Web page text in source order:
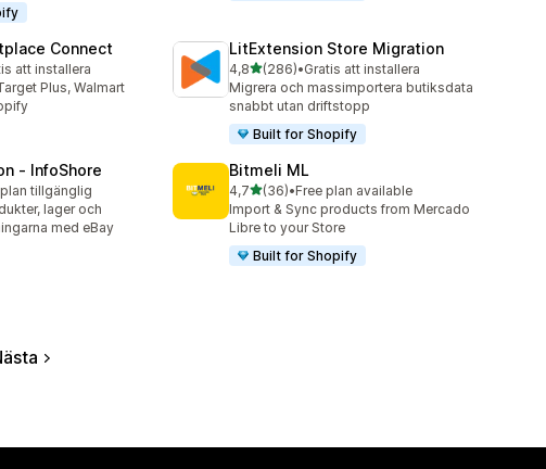
Connect
att installera
Plus, Walmart
LitExtension Store Migration
4,8av 5 stjärnor
(286)
286 recensioner totalt
•Gratis att installera
Migrera och massimportera butiksdata
snabbt utan driftstopp
Built for Shopify
‑ InfoShore
tillgänglig
lager och
med eBay
Bitmeli ML
4,7av 5 stjärnor
(36)
36 recensioner totalt
•Free plan available
Import & Sync products from Mercado
Libre to your Store
Built for Shopify